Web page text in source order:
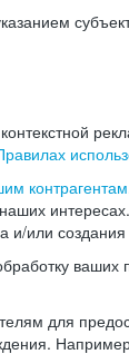
контрагентам
или
для